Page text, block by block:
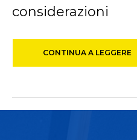
considerazioni
CONTINUA A LEGGERE